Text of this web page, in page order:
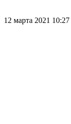
12 марта 2021 10:27